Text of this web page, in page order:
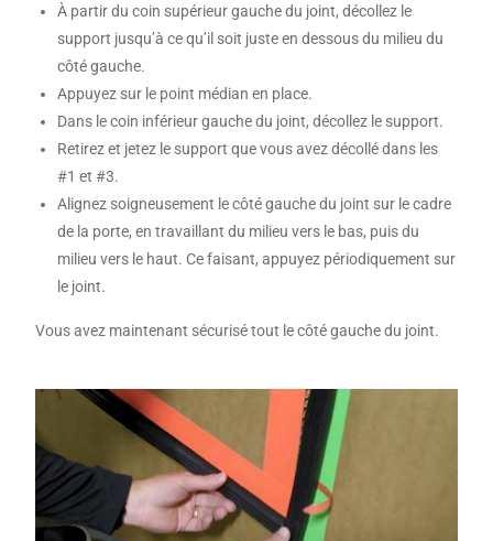
À partir du coin supérieur gauche du joint, décollez le
support jusqu’à ce qu’il soit juste en dessous du milieu du
côté gauche.
Appuyez sur le point médian en place.
Dans le coin inférieur gauche du joint, décollez le support.
Retirez et jetez le support que vous avez décollé dans les
#1 et #3.
Alignez soigneusement le côté gauche du joint sur le cadre
de la porte, en travaillant du milieu vers le bas, puis du
milieu vers le haut. Ce faisant, appuyez périodiquement sur
le joint.
Vous avez maintenant sécurisé tout le côté gauche du joint.